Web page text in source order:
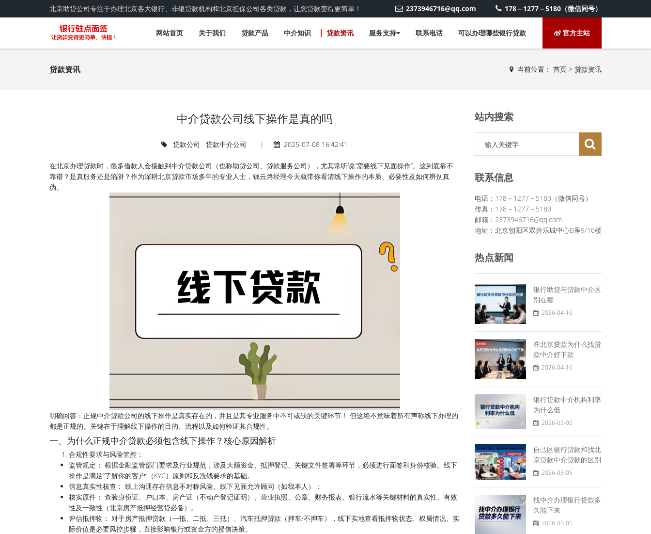
北京助贷公司专注于办理北京各大银行、非银贷款机构和北京担保公司各类贷款，让您贷款变得更简单！ 2373946716@qq.com 178－1277－5180（微信同号）
官方主站
网站首页 关于我们 贷款产品 中介知识 贷款资讯 服务支持 联系电话 可以办理哪些银行贷款
贷款资讯 当前位置： 首页 > 贷款资讯
中介贷款公司线下操作是真的吗
贷款公司 贷款中介公司 | 2025-07-08 16:42:41
在北京办理贷款时，很多借款人会接触到中介贷款公司（也称助贷公司、贷款服务公司），尤其常听说“需要线下见面操作”。这到底靠不
靠谱？是真服务还是陷阱？作为深耕北京贷款市场多年的专业人士，钱云路经理今天就带你看清线下操作的本质、必要性及如何辨别真
伪。
明确回答：正规中介贷款公司的线下操作是真实存在的，并且是其专业服务中不可或缺的关键环节！ 但这绝不意味着所有声称线下办理的
都是正规的。关键在于理解线下操作的目的、流程以及如何验证其合规性。
一、为什么正规中介贷款必须包含线下操作？核心原因解析
合规性要求与风险管控：
监管规定： 根据金融监管部门要求及行业规范，涉及大额资金、抵押登记、关键文件签署等环节，必须进行面签和身份核验。线下
操作是满足“了解你的客户”（KYC）原则和反洗钱要求的基础。
信息真实性核查： 线上沟通存在信息不对称风险。线下见面允许顾问（如我本人）：
核实原件： 查验身份证、户口本、房产证（不动产登记证明）、营业执照、公章、财务报表、银行流水等关键材料的真实性、有效
性及一致性（北京房产抵押经营贷必备）。
评估抵押物： 对于房产抵押贷款（一抵、二抵、三抵）、汽车抵押贷款（押车/不押车），线下实地查看抵押物状态、权属情况、实
际价值是必要风控步骤，直接影响银行或资金方的授信决策。
站内搜索
联系信息
电话：178－1277－5180（微信同号）
传真：178－1277－5180
邮箱：2373946716@qq.com
地址：北京朝阳区双井乐城中心B座9/10楼
热点新闻
银行助贷与贷款中介区
别在哪
2026-04-16
在北京贷款为什么找贷
款中介好下款
2026-04-16
银行贷款中介机构利率
为什么低
2026-03-05
自己区银行贷款和找北
京贷款中介贷款的区别
2026-03-05
找中介办理银行贷款多
久能下来
2026-03-05